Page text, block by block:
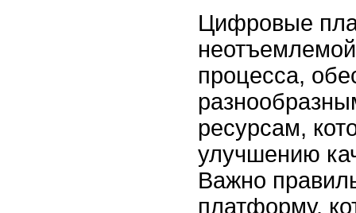
Цифровые
процесса,
ресурсам,
улучшению
Важно
платформу,